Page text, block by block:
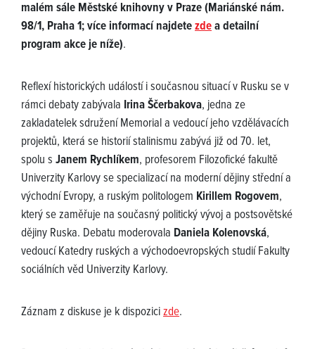
malém sále Městské knihovny v Praze (Mariánské nám.
98/1, Praha 1; více informací najdetezdea detailní
program akce je níže).
Reflexí historických událostí i současnou situací v Rusku se v
rámci debaty zabývala Irina Ščerbakova, jedna ze
zakladatelek sdružení Memorial a vedoucí jeho vzdělávacích
projektů, která se historií stalinismu zabývá již od 70. let,
spolu s Janem Rychlíkem, profesorem Filozofické fakultě
Univerzity Karlovy se specializací na moderní dějiny střední a
východní Evropy, a ruským politologem Kirillem Rogovem,
který se zaměřuje na současný politický vývoj a postsovětské
dějiny Ruska. Debatu moderovala Daniela Kolenovská,
vedoucí Katedry ruských a východoevropských studií Fakulty
sociálních věd Univerzity Karlovy.
Záznam z diskuse je k dispozicizde.